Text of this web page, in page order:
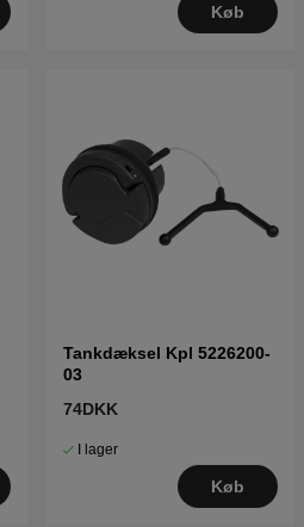
Køb
Tankdæksel Kpl 5226200-
03
74DKK
I lager
Køb